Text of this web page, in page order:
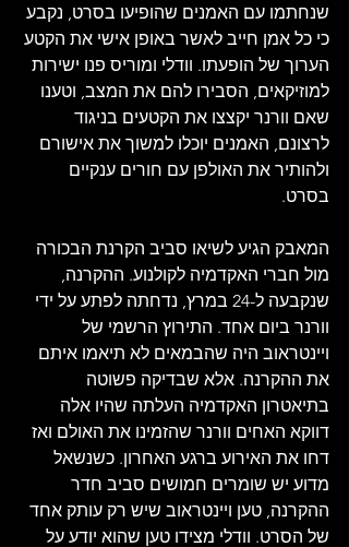
שנחתמו עם האמנים שהופיעו בסרט, נקבע
כי כל אמן חייב לאשר באופן אישי את הקטע
הערוך של הופעתו. וודלי ומוריס פנו ישירות
למוזיקאים, הסבירו להם את המצב, וטענו
שאם וורנר יקצצו את הקטעים בניגוד
לרצונם, האמנים יוכלו למשוך את אישורם
ולהותיר את האולפן עם חורים ענקיים
בסרט.
המאבק הגיע לשיאו סביב הקרנת הבכורה
מול חברי האקדמיה לקולנוע. ההקרנה,
שנקבעה ל-24 במרץ, נדחתה לפתע על ידי
וורנר ביום אחד. התירוץ הרשמי של
ויינטראוב היה שהבמאים לא תיאמו איתם
את ההקרנה. אלא שבדיקה פשוטה
בתיאטרון האקדמיה העלתה שהיו אלה
דווקא האחים וורנר שהזמינו את האולם ואז
דחו את האירוע ברגע האחרון. כשנשאל
מדוע יש שומרים חמושים סביב חדר
ההקרנה, טען ויינטראוב שיש רק עותק אחד
של הסרט. וודלי מצידו טען שהוא יודע על